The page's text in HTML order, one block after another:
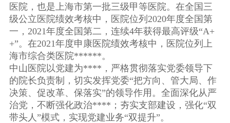
医院，也是上海市第一批三级甲等医院。在全国三
级公立医院绩效考核中，医院位列2020年度全国第
一，2021年度全国第二，连续4年获得最高评级“A+
+”。在2021年度申康医院绩效考核中，医院位列上
海市综合类医院******。
中山医院以党建为****，严格贯彻落实党委领导下
的院长负责制，切实发挥党委“把方向、管大局、作
决策、促改革、保落实”的领导作用。全面深化从严
治党，不断强化政治****；夯实支部建设，强化“双
带头人”模式，实现党建业务“双提升”。